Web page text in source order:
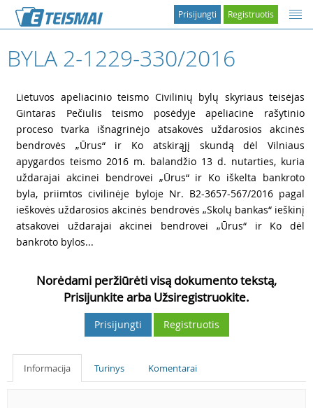
Registruotis
Prisijungti
BYLA 2-1229-330/2016
Lietuvos apeliacinio teismo Civilinių bylų skyriaus teisėjas
Gintaras Pečiulis teismo posėdyje apeliacine rašytinio
proceso tvarka išnagrinėjo atsakovės uždarosios akcinės
bendrovės „Ūrus“ ir Ko atskirąjį skundą dėl Vilniaus
apygardos teismo 2016 m. balandžio 13 d. nutarties, kuria
uždarajai akcinei bendrovei „Ūrus“ ir Ko iškelta bankroto
byla, priimtos civilinėje byloje Nr. B2-3657-567/2016 pagal
ieškovės uždarosios akcinės bendrovės „Skolų bankas“ ieškinį
atsakovei uždarajai akcinei bendrovei „Ūrus“ ir Ko dėl
bankroto bylos...
Norėdami peržiūrėti visą dokumento tekstą,
Prisijunkite arba Užsiregistruokite.
Prisijungti Registruotis
Informacija Turinys Komentarai